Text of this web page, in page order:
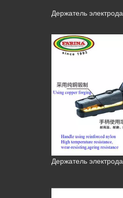
Держатель электрода
Держатель электрода